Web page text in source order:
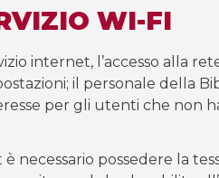
WI-FI
internet, l’accesso alla
il personale della
per gli utenti che non
necessario possedere la